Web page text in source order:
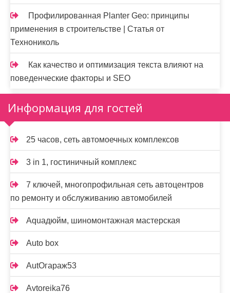
Профилированная Planter Geo: принципы
применения в строительстве | Статья от
Технониколь
Как качество и оптимизация текста влияют на
поведенческие факторы и SEO
Информация для гостей
25 часов, сеть автомоечных комплексов
3 in 1, гостиничный комплекс
7 ключей, многопрофильная сеть автоцентров
по ремонту и обслуживанию автомобилей
Aquaдюйм, шиномонтажная мастерская
Auto box
AutOгараж53
Avtoreika76